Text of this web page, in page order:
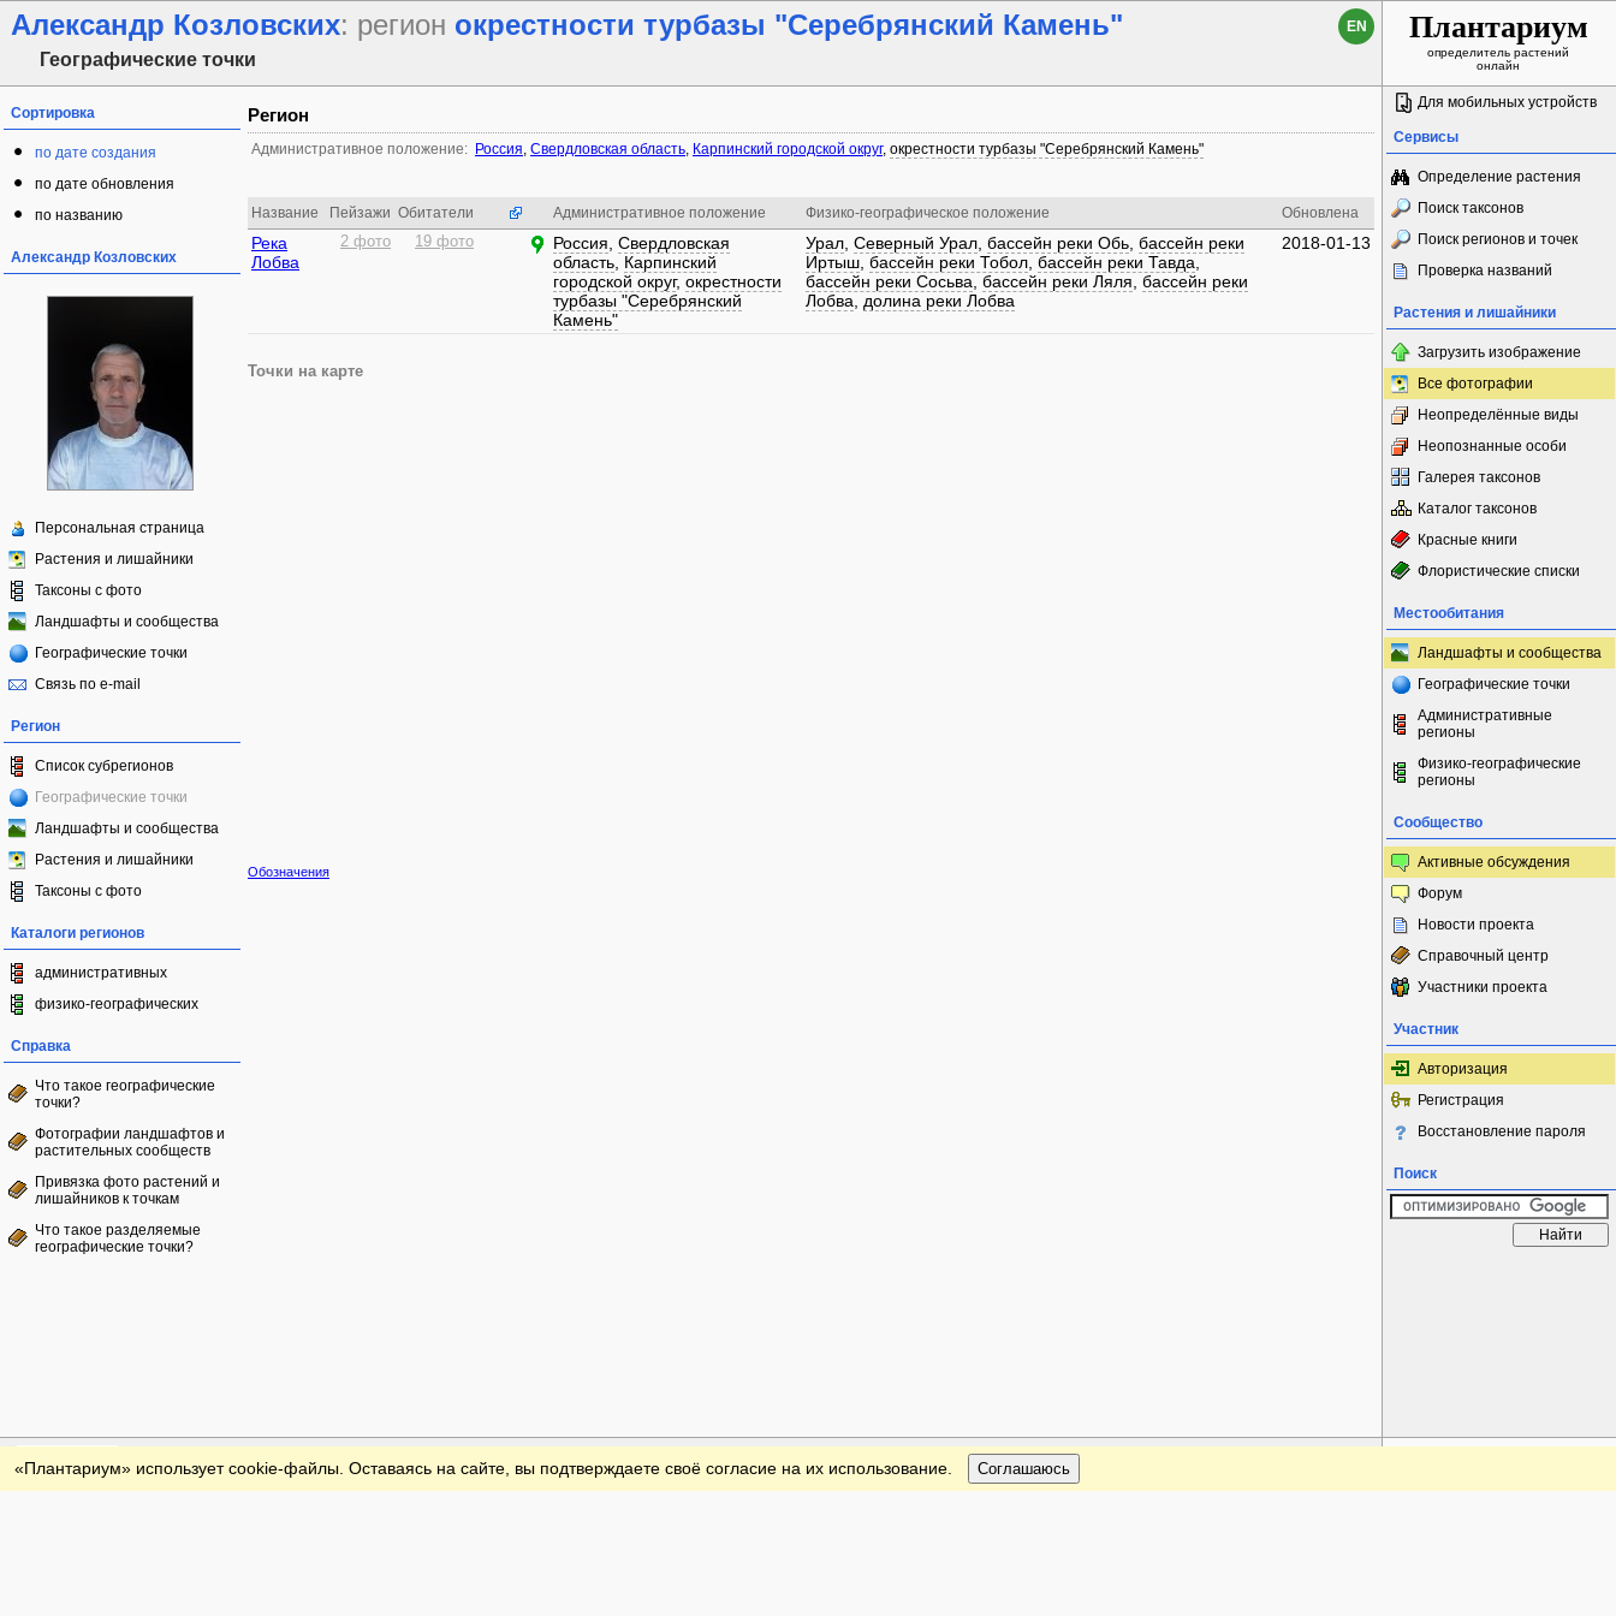
Александр Козловских: регион окрестности турбазы "Серебрянский Камень"
Географические точки
EN Плантариум
определитель растений
онлайн
Сортировка
по дате создания
по дате обновления
по названию
Александр Козловских
Персональная страница
Растения и лишайники
Таксоны с фото
Ландшафты и сообщества
Географические точки
Связь по e-mail
Регион
Список субрегионов
Географические точки
Ландшафты и сообщества
Растения и лишайники
Таксоны с фото
Каталоги регионов
административных
физико-географических
Справка
Что такое географические
точки?
Фотографии ландшафтов и
растительных сообществ
Привязка фото растений и
лишайников к точкам
Что такое разделяемые
географические точки?
Регион
Административное положение: Россия, Свердловская область, Карпинский городской округ, окрестности турбазы "Серебрянский Камень"
Название Пейзажи Обитатели Административное положение Физико-географическое положение Обновлена
Река
Лобва
2 фото 19 фото Россия Свердловская
область Карпинский
городской округ, окрестности
турбазы "Серебрянский
Камень"
Урал Северный Урал бассейн реки Обь бассейн реки
Иртыш бассейн реки Тобол бассейн реки Тавда
бассейн реки Сосьва бассейн реки Ляля бассейн реки
Лобва
долина реки Лобва
2018-01-13
Точки на карте
Обозначения
Для мобильных устройств
Сервисы
Определение растения
Поиск таксонов
Поиск регионов и точек
Проверка названий
Растения и лишайники
Загрузить изображение
Все фотографии
Неопределённые виды
Неопознанные особи
Галерея таксонов
Каталог таксонов
Красные книги
Флористические списки
Местообитания
Ландшафты и сообщества
Географические точки
Административные
регионы
Физико-географические
регионы
Сообщество
Активные обсуждения
Форум
Новости проекта
Справочный центр
Участники проекта
Участник
Авторизация
Регистрация
Восстановление пароля
Поиск
Обратная связь
«Плантариум» использует cookie-файлы. Оставаясь на сайте, вы подтверждаете своё согласие на их использование. Соглашаюсь